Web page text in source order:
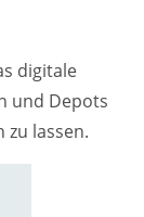
digitale
und Depots
lassen.